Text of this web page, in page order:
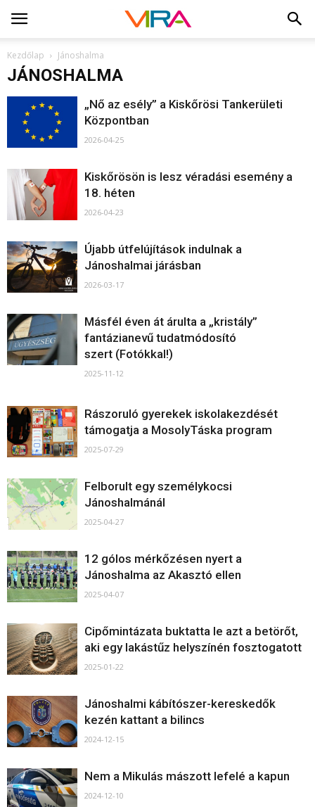
Kezdőlap Jánoshalma
JÁNOSHALMA
„Nő az esély” a Kiskőrösi Tankerületi
Központban
2026-04-25
Kiskőrösön is lesz véradási esemény a
18. héten
2026-04-23
Újabb útfelújítások indulnak a
Jánoshalmai járásban
2026-03-17
Másfél éven át árulta a „kristály”
fantázianevű tudatmódosító
szert (Fotókkal!)
2025-11-12
Rászoruló gyerekek iskolakezdését
támogatja a MosolyTáska program
2025-07-29
Felborult egy személykocsi
Jánoshalmánál
2025-04-27
12 gólos mérkőzésen nyert a
Jánoshalma az Akasztó ellen
2025-04-07
Cipőmintázata buktatta le azt a betörőt,
aki egy lakástűz helyszínén fosztogatott
2025-01-22
Jánoshalmi kábítószer-kereskedők
kezén kattant a bilincs
2024-12-15
Nem a Mikulás mászott lefelé a kapun
2024-12-10